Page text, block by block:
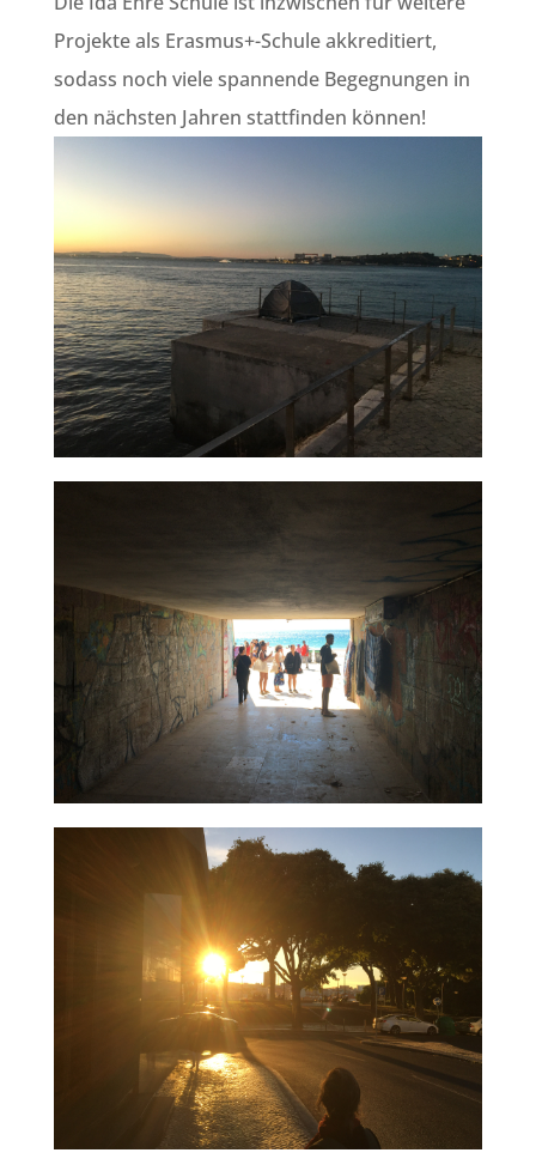
Projekte als Erasmus+-Schule akkreditiert,
sodass noch viele spannende Begegnungen in
den nächsten Jahren stattfinden können!